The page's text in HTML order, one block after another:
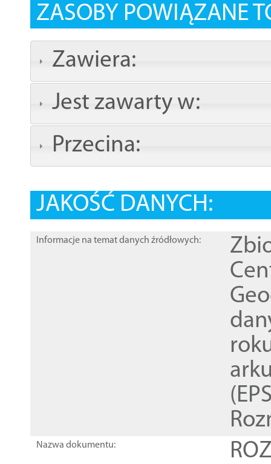
ZASOBY POWIĄZANE
Zawiera:
Jest zawarty w:
Przecina:
JAKOŚĆ DANYCH:
Informacje na temat danych źródłowych:
Nazwa dokumentu: